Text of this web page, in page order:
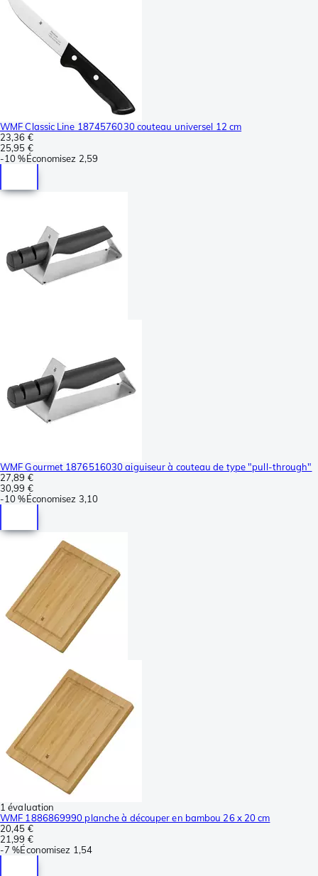
WMF Classic Line 1874576030 couteau universel 12 cm
23,36 €
25,95 €
-10 %Économisez 2,59
WMF Gourmet 1876516030 aiguiseur à couteau de type "pull-through"
27,89 €
30,99 €
-10 %Économisez 3,10
1 évaluation
WMF 1886869990 planche à découper en bambou 26 x 20 cm
20,45 €
21,99 €
-7 %Économisez 1,54